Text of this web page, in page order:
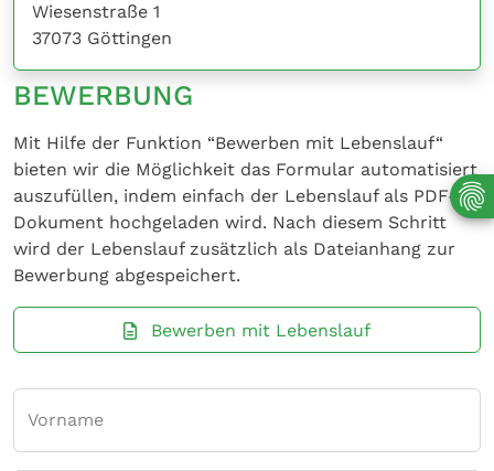
Wiesenstraße 1
37073 Göttingen
BEWERBUNG
Mit Hilfe der Funktion “Bewerben mit Lebenslauf“
bieten wir die Möglichkeit das Formular automatisiert
auszufüllen, indem einfach der Lebenslauf als PDF-
Dokument hochgeladen wird. Nach diesem Schritt
wird der Lebenslauf zusätzlich als Dateianhang zur
Bewerbung abgespeichert.
Bewerben mit Lebenslauf
Vorname